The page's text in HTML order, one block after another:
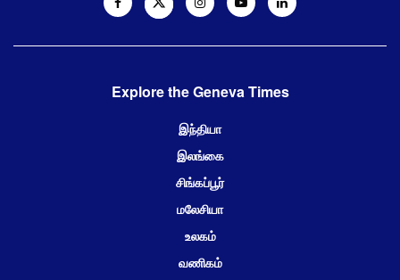
Explore the Geneva Times
இந்தியா
இலங்கை
சிங்கப்பூர்
மலேசியா
உலகம்
வணிகம்